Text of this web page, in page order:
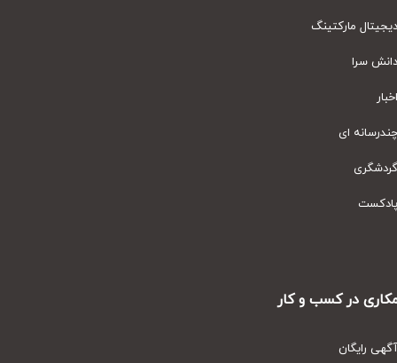
مارکتینگ
سرا
ای
در کسب و کار
رایگان